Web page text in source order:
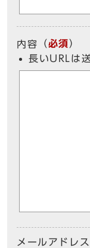
内容 （必須）
長いURLは
メールアドレ